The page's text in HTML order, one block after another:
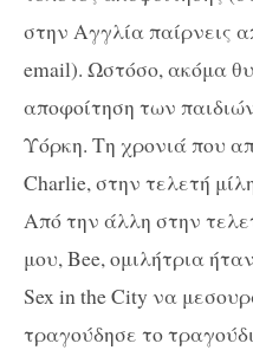
στην Αγγλία παίρνεις
email). Ωστόσο, ακόμα
αποφοίτηση των
Υόρκη. Τη χρονιά που
Charlie, στην τελετή
Από την άλλη στην
μου, Bee, ομιλήτρια
Sex in the City να
τραγούδησε το